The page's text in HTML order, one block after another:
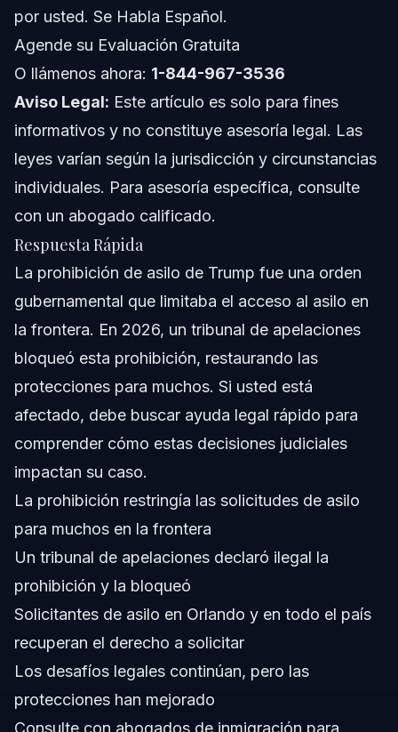
Notas sobre Jurisdicción para NC, FL y a Nivel
Nacional
Notas para Florida
Conceptos Nacionales
Cuándo Llamar a un Abogado Ahora
Acerca de Vasquez Law Firm
Confianza y Experiencia del Abogado
Preguntas Frecuentes
¿Qué fue la prohibición de asilo de Trump?
¿Cómo afecta la decisión del tribunal de apelaciones a
la prohibición de asilo?
¿Pueden los Dreamers verse afectados por la
Trump afecta mi solicitud?
¿Cuánto tarda el proceso de asilo después de que se
¿Puede reinstaurarse la prohibición de asilo de Trump?
¿Qué evidencia es importante para solicitudes de asilo
asilo tras la prohibición de Trump?
Fuentes y Referencias
por usted. Se Habla Español.
Agende su Evaluación Gratuita
O llámenos ahora: 1-844-967-3536
Aviso Legal: Este artículo es solo para fines
informativos y no constituye asesoría legal. Las
leyes varían según la jurisdicción y circunstancias
individuales. Para asesoría específica, consulte
con un abogado calificado.
Respuesta Rápida
La prohibición de asilo de Trump fue una orden
gubernamental que limitaba el acceso al asilo en
la frontera. En 2026, un tribunal de apelaciones
bloqueó esta prohibición, restaurando las
protecciones para muchos. Si usted está
afectado, debe buscar ayuda legal rápido para
comprender cómo estas decisiones judiciales
impactan su caso.
La prohibición restringía las solicitudes de asilo
para muchos en la frontera
Un tribunal de apelaciones declaró ilegal la
prohibición y la bloqueó
Solicitantes de asilo en Orlando y en todo el país
recuperan el derecho a solicitar
Los desafíos legales continúan, pero las
protecciones han mejorado